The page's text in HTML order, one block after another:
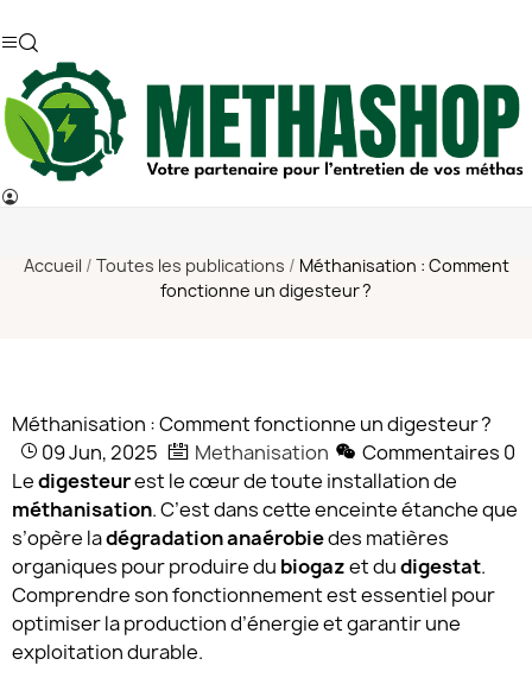
Accueil Toutes les publications
Méthanisation : Comment
fonctionne un digesteur ?
Méthanisation : Comment fonctionne un digesteur ?
09 Jun, 2025
Methanisation Commentaires 0
Ledigesteurest le cœur de toute installation de
méthanisation. C’est dans cette enceinte étanche que
s’opère ladégradation anaérobiedes matières
organiques pour produire du biogazet dudigestat.
Comprendre son fonctionnement est essentiel pour
optimiser la production d’énergie et garantir une
exploitation durable.